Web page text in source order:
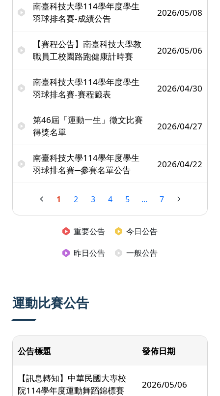
南臺科技大學114學年度學生
羽球排名賽-成績公告
2026/05/08
【賽程公告】南臺科技大學教
職員工校園路跑健康計時賽
2026/05/06
南臺科技大學114學年度學生
羽球排名賽-賽程籤表
2026/04/30
第46屆「運動一生」徵文比賽
得獎名單
2026/04/27
南臺科技大學114學年度學生
羽球排名賽─參賽名單公告
2026/04/22
1 2 3 4 5 ... 7
重要公告
今日公告
昨日公告
一般公告
運動比賽公告
公告標題 發佈日期
【訊息轉知】中華民國大專校
院114學年度運動舞蹈錦標賽
2026/05/06